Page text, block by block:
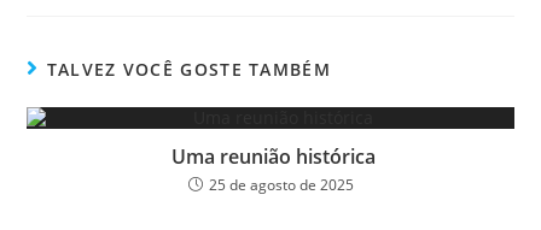
ok er
TALVEZ VOCÊ GOSTE TAMBÉM
Uma reunião histórica
25 de agosto de 2025